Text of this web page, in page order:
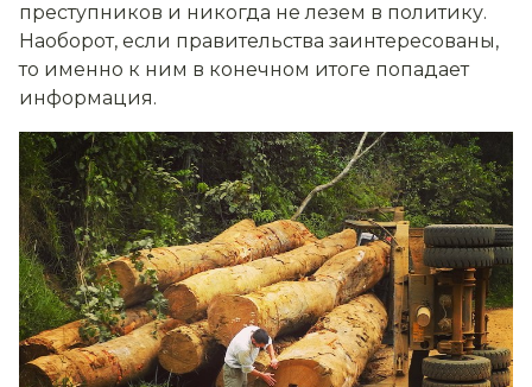
преступников и никогда не лезем в политику.
Наоборот, если правительства заинтересованы,
то именно к ним в конечном итоге попадает
информация.